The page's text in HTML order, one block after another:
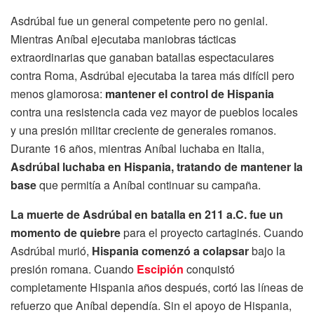
Asdrúbal fue un general competente pero no genial.
Mientras Aníbal ejecutaba maniobras tácticas
extraordinarias que ganaban batallas espectaculares
contra Roma, Asdrúbal ejecutaba la tarea más difícil pero
menos glamorosa: mantener el control de Hispania
contra una resistencia cada vez mayor de pueblos locales
y una presión militar creciente de generales romanos.
Durante 16 años, mientras Aníbal luchaba en Italia,
Asdrúbal luchaba en Hispania, tratando de mantener la
baseque permitía a Aníbal continuar su campaña.
La muerte de Asdrúbal en batalla en 211 a.C. fue un
momento de quiebrepara el proyecto cartaginés. Cuando
Asdrúbal murió, Hispania comenzó a colapsarbajo la
presión romana. Cuando Escipión conquistó
completamente Hispania años después, cortó las líneas de
refuerzo que Aníbal dependía. Sin el apoyo de Hispania,